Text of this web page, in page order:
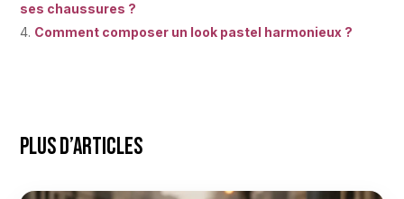
ses chaussures ?
Comment composer un look pastel harmonieux ?
Plus d’articles